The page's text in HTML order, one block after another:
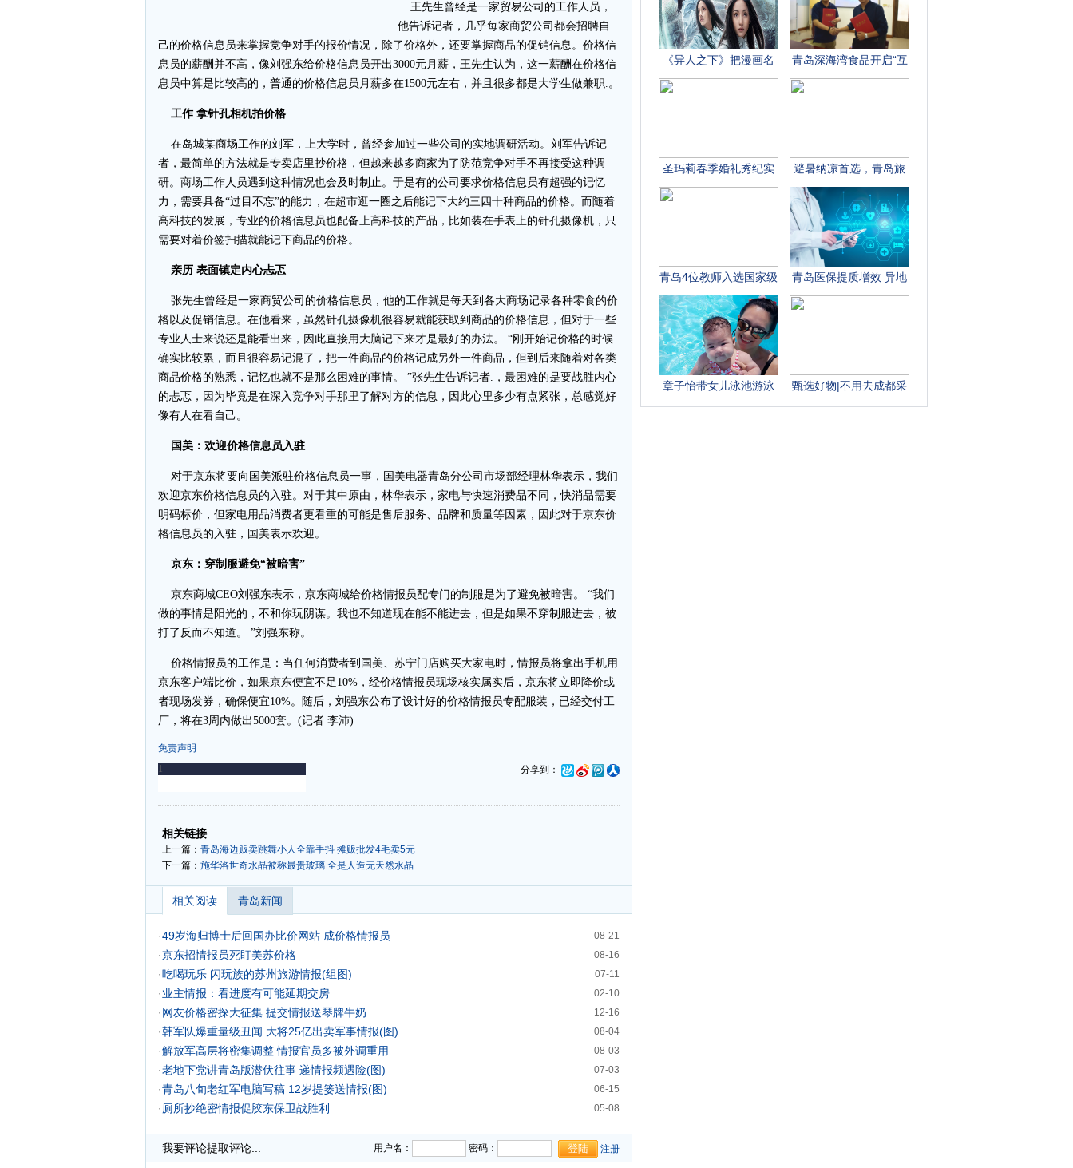
王先生曾经是一家贸易公司的工作人员，
他告诉记者，几乎每家商贸公司都会招聘自
己的价格信息员来掌握竞争对手的报价情况，除了价格外，还要掌握商品的促销信息。价格信
息员的薪酬并不高，像刘强东给价格信息员开出3000元月薪，王先生认为，这一薪酬在价格信
息员中算是比较高的，普通的价格信息员月薪多在1500元左右，并且很多都是大学生做兼职.。
工作 拿针孔相机拍价格
在岛城某商场工作的刘军，上大学时，曾经参加过一些公司的实地调研活动。刘军告诉记
者，最简单的方法就是专卖店里抄价格，但越来越多商家为了防范竞争对手不再接受这种调
研。商场工作人员遇到这种情况也会及时制止。于是有的公司要求价格信息员有超强的记忆
力，需要具备“过目不忘”的能力，在超市逛一圈之后能记下大约三四十种商品的价格。而随着
高科技的发展，专业的价格信息员也配备上高科技的产品，比如装在手表上的针孔摄像机，只
需要对着价签扫描就能记下商品的价格。
亲历 表面镇定内心忐忑
张先生曾经是一家商贸公司的价格信息员，他的工作就是每天到各大商场记录各种零食的价
格以及促销信息。在他看来，虽然针孔摄像机很容易就能获取到商品的价格信息，但对于一些
专业人士来说还是能看出来，因此直接用大脑记下来才是最好的办法。 “刚开始记价格的时候
确实比较累，而且很容易记混了，把一件商品的价格记成另外一件商品，但到后来随着对各类
商品价格的熟悉，记忆也就不是那么困难的事情。 ”张先生告诉记者.，最困难的是要战胜内心
的忐忑，因为毕竟是在深入竞争对手那里了解对方的信息，因此心里多少有点紧张，总感觉好
像有人在看自己。
国美：欢迎价格信息员入驻
对于京东将要向国美派驻价格信息员一事，国美电器青岛分公司市场部经理林华表示，我们
欢迎京东价格信息员的入驻。对于其中原由，林华表示，家电与快速消费品不同，快消品需要
明码标价，但家电用品消费者更看重的可能是售后服务、品牌和质量等因素，因此对于京东价
格信息员的入驻，国美表示欢迎。
京东：穿制服避免“被暗害”
京东商城CEO刘强东表示，京东商城给价格情报员配专门的制服是为了避免被暗害。 “我们
做的事情是阳光的，不和你玩阴谋。我也不知道现在能不能进去，但是如果不穿制服进去，被
打了反而不知道。 ”刘强东称。
价格情报员的工作是：当任何消费者到国美、苏宁门店购买大家电时，情报员将拿出手机用
京东客户端比价，如果京东便宜不足10%，经价格情报员现场核实属实后，京东将立即降价或
者现场发券，确保便宜10%。随后，刘强东公布了设计好的价格情报员专配服装，已经交付工
厂，将在3周内做出5000套。(记者 李沛)
免责声明
分享到：
-
相关链接
上一篇： 青岛海边贩卖跳舞小人全靠手抖 摊贩批发4毛卖5元
下一篇： 施华洛世奇水晶被称最贵玻璃 全是人造无天然水晶
相关阅读 青岛新闻
08-21
·49岁海归博士后回国办比价网站 成价格情报员
08-16
·京东招情报员死盯美苏价格
07-11
·吃喝玩乐 闪玩族的苏州旅游情报(组图)
02-10
·业主情报：看进度有可能延期交房
12-16
·网友价格密探大征集 提交情报送琴牌牛奶
08-04
·韩军队爆重量级丑闻 大将25亿出卖军事情报(图)
08-03
·解放军高层将密集调整 情报官员多被外调重用
07-03
·老地下党讲青岛版潜伏往事 递情报频遇险(图)
06-15
·青岛八旬老红军电脑写稿 12岁提篓送情报(图)
05-08
·厕所抄绝密情报促胶东保卫战胜利
我要评论提取评论... 用户名： 密码： 注册